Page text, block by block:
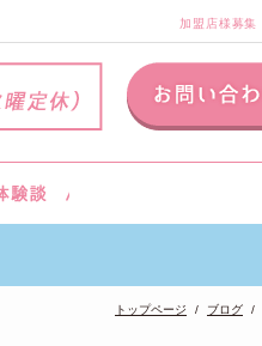
加盟店様募集
トップページ ブログ